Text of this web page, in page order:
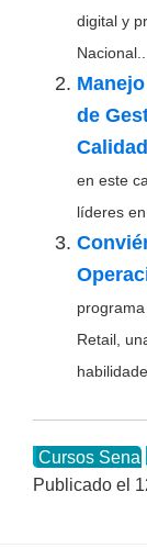
digital y
de
en este
líderes
Retail,
Cursos Sena
Publicado el